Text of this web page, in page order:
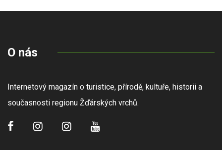
O nás
Internetový magazín o turistice, přírodě, kultuře, historii a
současnosti regionu Žďárských vrchů.